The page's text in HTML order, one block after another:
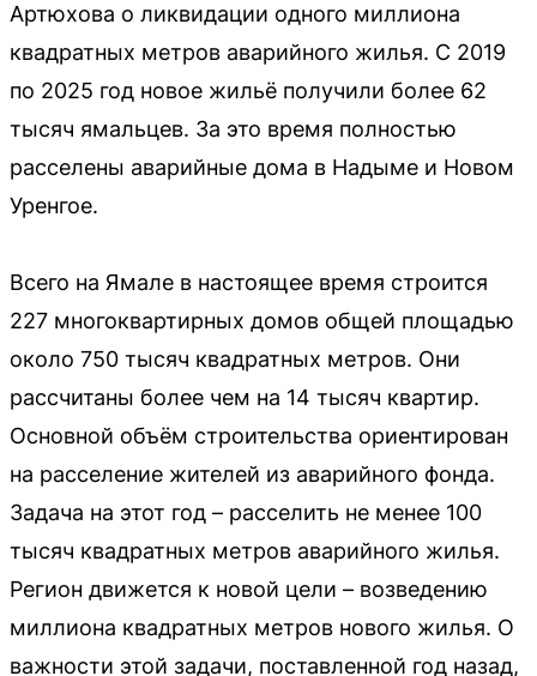
Артюхова о ликвидации одного миллиона
квадратных метров аварийного жилья. С 2019
по 2025 год новое жильё получили более 62
тысяч ямальцев. За это время полностью
расселены аварийные дома в Надыме и Новом
Уренгое.
Всего на Ямале в настоящее время строится
227 многоквартирных домов общей площадью
около 750 тысяч квадратных метров. Они
рассчитаны более чем на 14 тысяч квартир.
Основной объём строительства ориентирован
на расселение жителей из аварийного фонда.
Задача на этот год – расселить не менее 100
тысяч квадратных метров аварийного жилья.
Регион движется к новой цели – возведению
миллиона квадратных метров нового жилья. О
важности этой задачи, поставленной год назад,